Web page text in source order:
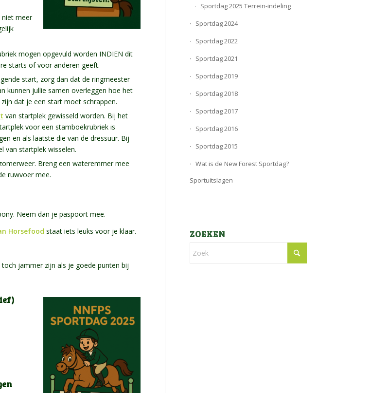
niet meer
mogen opgevuld worden INDIEN dit
starts of voor anderen geeft.
start, zorg dan dat de ringmeester
kunnen jullie samen overleggen hoe het
dat je een start moet schrappen.
van startplek gewisseld worden. Bij het
voor een stamboekrubriek is
en als laatste die van de dressuur. Bij
van startplek wisselen.
Breng een wateremmer mee
ruwvoer mee.
Neem dan je paspoort mee.
Horsefood staat iets leuks voor je klaar.
jammer zijn als je goede punten bij
Sportdag 2025 Terrein-indeling
Sportdag 2024
Sportdag 2022
Sportdag 2021
Sportdag 2019
Sportdag 2018
Sportdag 2017
Sportdag 2016
Sportdag 2015
Wat is de New Forest Sportdag?
Sportuitslagen
ZOEKEN